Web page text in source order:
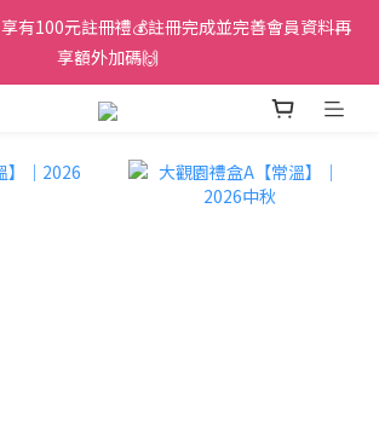
有100元註冊禮💰註冊完成並完善會員資料再
享額外加碼🙌
prev